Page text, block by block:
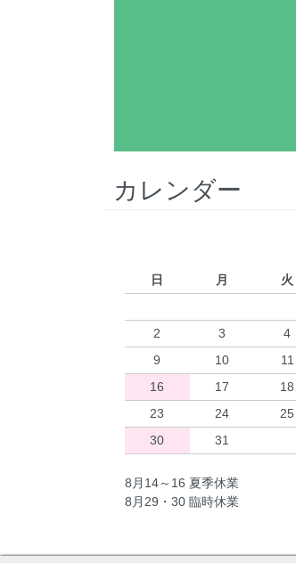
カレンダー
日
月 火
2
3 4
9
10 11
16
17 18
23
24 25
30
31
8月14～16 夏季休業
8月29・30 臨時休業